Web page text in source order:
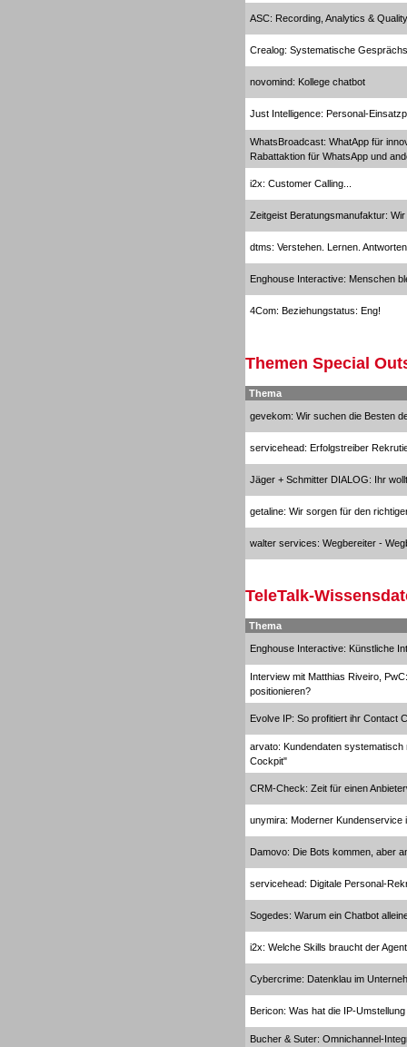
ASC: Recording, Analytics &
Crealog: Systematische
novomind: Kollege chatbot
Just Intelligence: Personal-
WhatsBroadcast: WhatApp für
Rabattaktion für WhatsApp und
i2x: Customer Calling...
Zeitgeist Beratungsmanufaktur:
dtms: Verstehen. Lernen. Antworten
Enghouse Interactive: Menschen
4Com: Beziehungstatus: Eng!
Themen Special
Thema
gevekom: Wir suchen die Besten
servicehead: Erfolgstreiber
Jäger + Schmitter DIALOG: Ihr
getaline: Wir sorgen für den
walter services: Wegbereiter -
TeleTalk-
Thema
Enghouse Interactive: Künstliche
Interview mit Matthias Riveiro,
positionieren?
Evolve IP: So profitiert ihr Contact
arvato: Kundendaten systematisch
Cockpit"
CRM-Check: Zeit für einen
unymira: Moderner Kundenservice
Damovo: Die Bots kommen, aber
servicehead: Digitale Personal-
Sogedes: Warum ein Chatbot
i2x: Welche Skills braucht der
Cybercrime: Datenklau im
Bericon: Was hat die IP-
Bucher & Suter: Omnichannel-